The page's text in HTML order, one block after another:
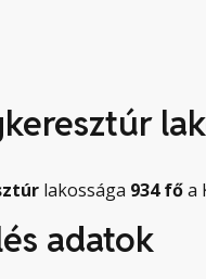
lakossága 934 főa
adatok